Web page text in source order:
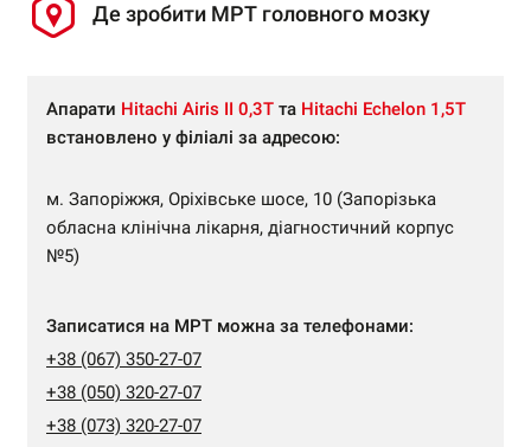
Де зробити МРТ головного мозку
Апарати Hitachi Airis II 0,3Т та Hitachi Echelon 1,5Т
встановлено у філіалі за адресою:
м. Запоріжжя, Оріхівське шосе, 10 (Запорізька
обласна клінічна лікарня, діагностичний корпус
№5)
Записатися на МРТ можна за телефонами:
+38 (067) 350-27-07
+38 (050) 320-27-07
+38 (073) 320-27-07